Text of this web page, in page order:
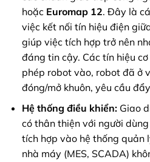
hoặc Euromap 12. Đây là
việc kết nối tín hiệu điện
giúp việc tích hợp trở nên
đáng tin cậy. Các tín hiệu
phép robot vào, robot đã ở
đóng/mở khuôn, yêu cầu
Hệ thống điều khiển:Giao
có thân thiện với người
tích hợp vào hệ thống quản
nhà máy (MES, SCADA)